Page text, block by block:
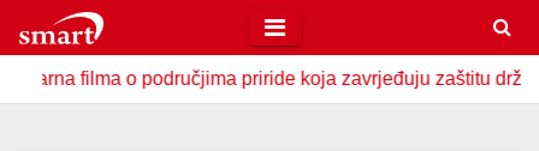
to
content
filma o područjima priride koja zavrjeđuju zaštitu države